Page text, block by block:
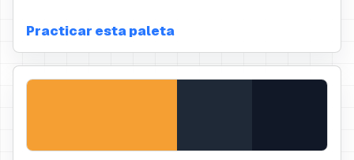
Practicar esta paleta